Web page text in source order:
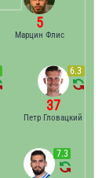
5
Марцин Флис
6.3
37
Петр Гловацкий
7.3